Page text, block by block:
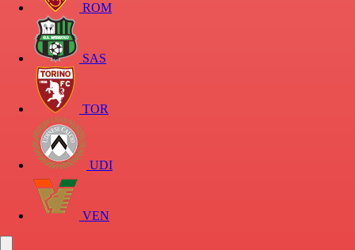
ROM
SAS
TOR
UDI
VEN